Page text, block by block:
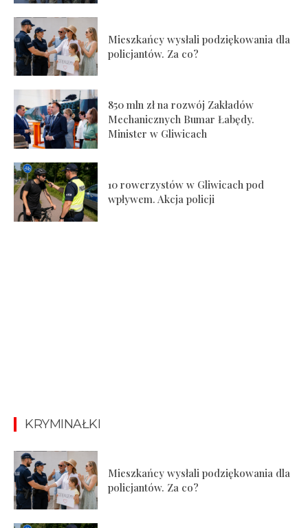
Mieszkańcy wysłali podziękowania dla
policjantów. Za co?
850 mln zł na rozwój Zakładów
Mechanicznych Bumar Łabędy.
Minister w Gliwicach
10 rowerzystów w Gliwicach pod
wpływem. Akcja policji
KRYMINAŁKI
Mieszkańcy wysłali podziękowania dla
policjantów. Za co?